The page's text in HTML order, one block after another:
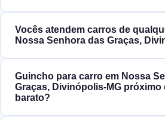
Vocês atendem carros de
Nossa Senhora das Graças,
Guincho para carro em Nossa
Graças, Divinópolis‑MG próximo
barato?